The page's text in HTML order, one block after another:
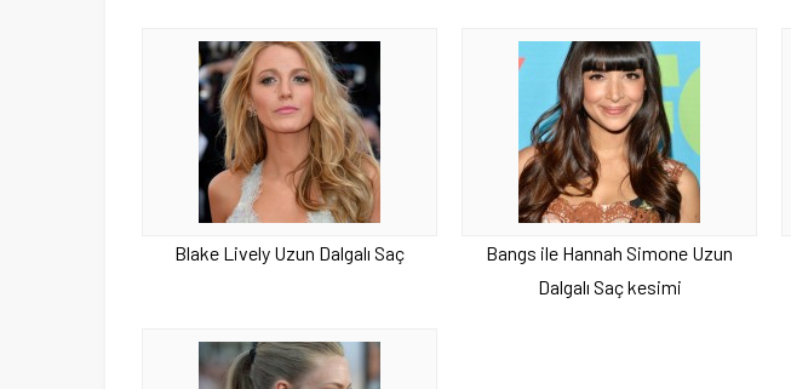
Blake Lively Uzun Dalgalı Saç
Bangs ile Hannah Simone Uzun
Dalgalı Saç kesimi